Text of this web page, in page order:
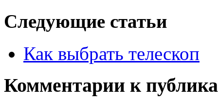
Следующие статьи
Как выбрать телескоп
Комментарии к